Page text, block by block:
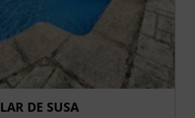
LAR DE SUSA